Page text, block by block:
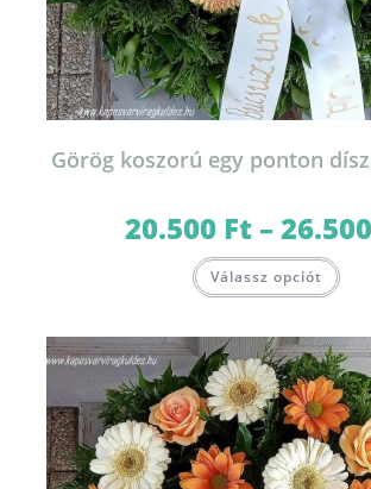
Görög koszorú egy ponton
20.500 Ft–26.500
Válassz opciót a
van.
A
a
ki